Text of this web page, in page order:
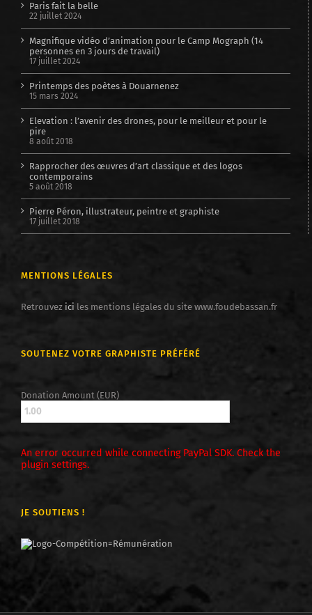
Paris fait la belle
22 juillet 2024
Magnifique vidéo d’animation pour le Camp Mograph (14
personnes en 3 jours de travail)
17 juillet 2024
Printemps des poètes à Douarnenez
15 mars 2024
Elevation : l’avenir des drones, pour le meilleur et pour le
pire
8 août 2018
Rapprocher des œuvres d’art classique et des logos
contemporains
5 août 2018
Pierre Péron, illustrateur, peintre et graphiste
17 juillet 2018
MENTIONS LÉGALES
Retrouvez ici les mentions légales du site www.foudebassan.fr
SOUTENEZ VOTRE GRAPHISTE PRÉFÉRÉ
Donation Amount (EUR)
An error occurred while connecting PayPal SDK. Check the
plugin settings.
JE SOUTIENS !